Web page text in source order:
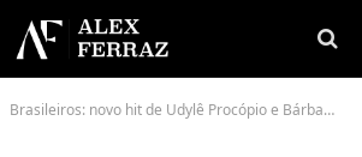
Brasileiros: novo hit de Udylê Procópio e Bárbara Bella promete embalar o Brasil, na luta pelo Hexa